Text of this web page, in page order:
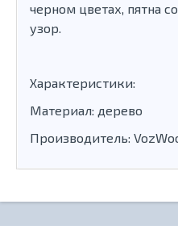
черном цветах, пятна
узор.
Характеристики:
Материал: дерево
Производитель: